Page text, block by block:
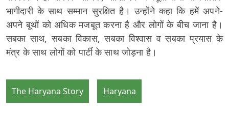
भागीदारी के साथ सम्मान सुरक्षित है। उन्होंने कहा कि हमें अपने-
अपने बूथों को अधिक मजबूत करना है और लोगों के बीच जाना है।
सबका साथ, सबका विकास, सबका विश्वास व सबका प्रयास के
मंत्र के साथ लोगों को पार्टी के साथ जोड़ना है।
The Haryana Story Haryana